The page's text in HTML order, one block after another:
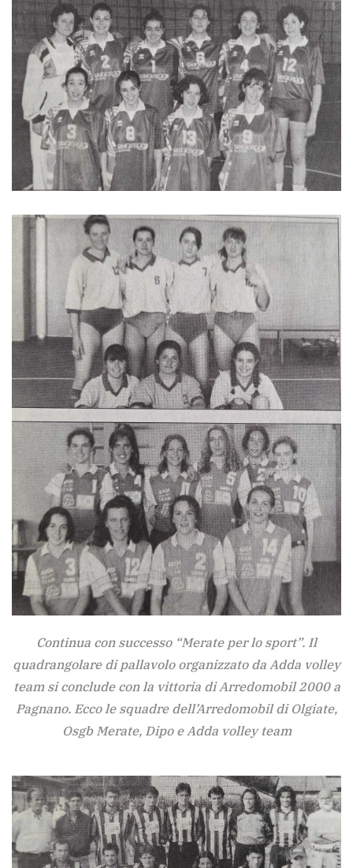
Continua con successo “Merate per lo sport”. Il
quadrangolare di pallavolo organizzato da Adda volley
team si conclude con la vittoria di Arredomobil 2000 a
Pagnano. Ecco le squadre dell’Arredomobil di Olgiate,
Osgb Merate, Dipo e Adda volley team